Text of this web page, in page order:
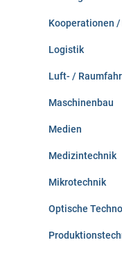
Kooperationen /
Logistik
Luft- /
Maschinenbau
Medien
Medizintechnik
Mikrotechnik
Optische